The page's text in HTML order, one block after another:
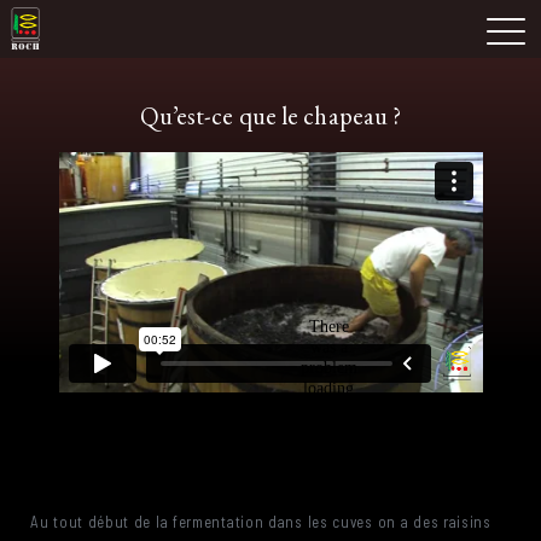
Skip
to
Domaine Prieuré Roch
Qu’est-ce que le chapeau ?
Au tout début de la fermentation dans les cuves on a des raisins